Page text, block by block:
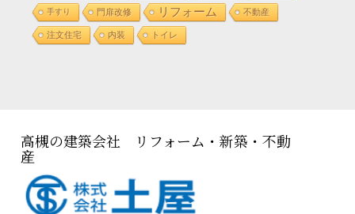
手すり 門扉改修 リフォーム 不動産
注文住宅 内装 トイレ
高槻の建築会社 リフォーム・新築・不動
産